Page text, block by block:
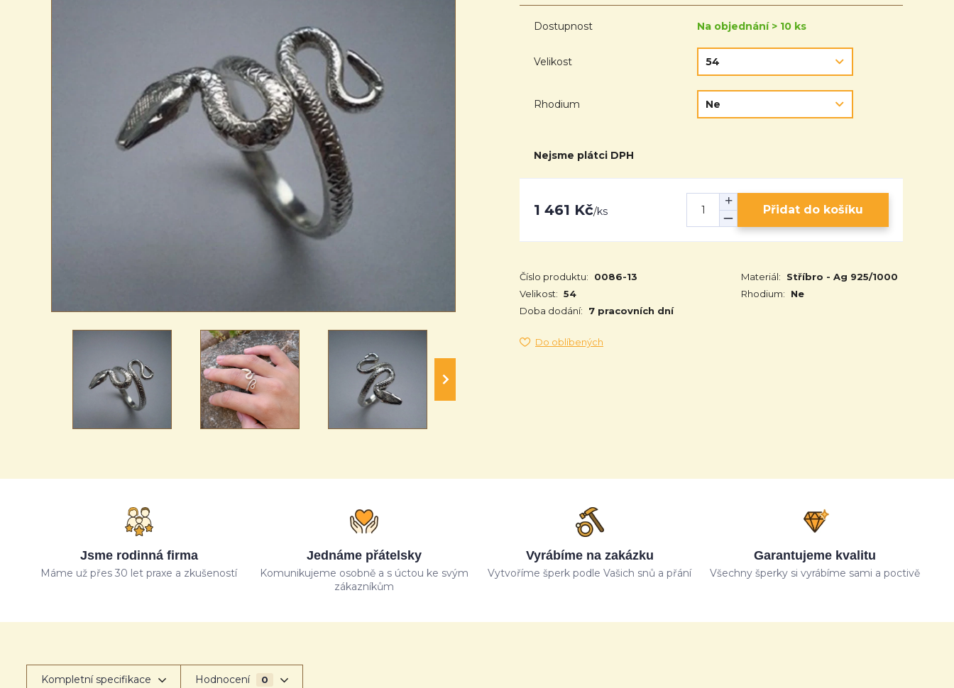
Dostupnost Na objednání > 10 ks
Velikost
Rhodium
Nejsme plátci DPH
1 461 Kč/ks Přidat do košíku
Číslo produktu: 0086-13 Materiál:
Stříbro - Ag 925/1000
Velikost: 54 Rhodium:
Ne
Doba dodání:
7 pracovních dní
Do oblíbených
Jsme rodinná firma
Máme už přes 30 let praxe a zkušeností
Jednáme přátelsky
Komunikujeme osobně a s úctou ke svým
zákazníkům
Vyrábíme na zakázku
Vytvoříme šperk podle Vašich snů a přání
Garantujeme kvalitu
Všechny šperky si vyrábíme sami a poctivě
Kompletní specifikace Hodnocení 0